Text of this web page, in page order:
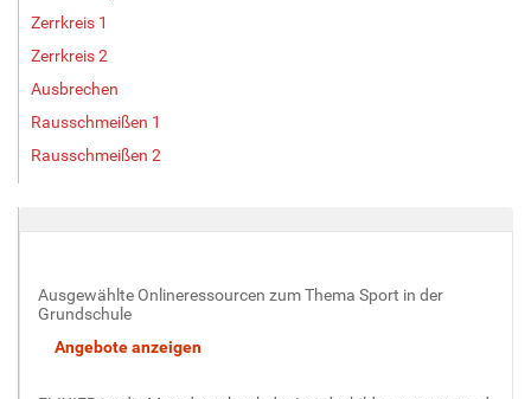
Zerrkreis 1
Zerrkreis 2
Ausbrechen
Rausschmeißen 1
Rausschmeißen 2
Ausgewählte Onlineressourcen zum Thema Sport in der
Grundschule